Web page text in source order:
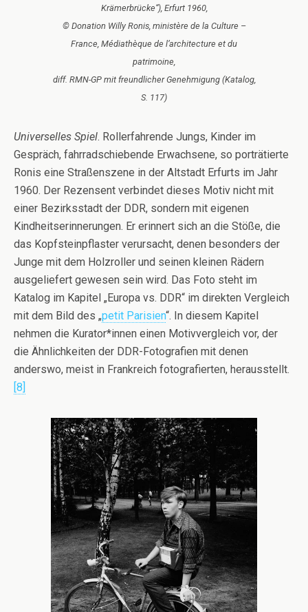
Krämerbrücke“), Erfurt 1960,
© Donation Willy Ronis, ministère de la Culture –
France, Médiathèque de l’architecture et du
patrimoine,
diff. RMN-GP mit freundlicher Genehmigung (Katalog,
S. 117)
Universelles Spiel. Rollerfahrende Jungs, Kinder im
Gespräch, fahrradschiebende Erwachsene, so porträtierte
Ronis eine Straßenszene in der Altstadt Erfurts im Jahr
1960. Der Rezensent verbindet dieses Motiv nicht mit
einer Bezirksstadt der DDR, sondern mit eigenen
Kindheitserinnerungen. Er erinnert sich an die Stöße, die
das Kopfsteinpflaster verursacht, denen besonders der
Junge mit dem Holzroller und seinen kleinen Rädern
ausgeliefert gewesen sein wird. Das Foto steht im
Katalog im Kapitel „Europa vs. DDR“ im direkten Vergleich
mit dem Bild des „petit Parisien“. In diesem Kapitel
nehmen die Kurator*innen einen Motivvergleich vor, der
die Ähnlichkeiten der DDR-Fotografien mit denen
anderswo, meist in Frankreich fotografierten, herausstellt.
[8]